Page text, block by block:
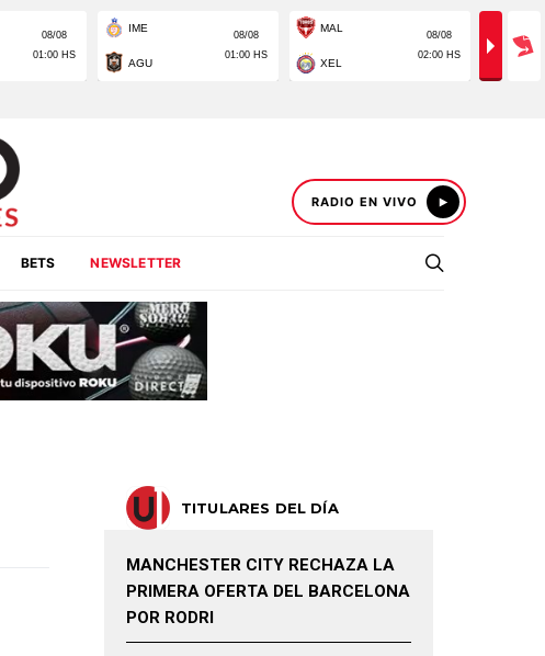
RADIO EN VIVO
BETS NEWSLETTER
TITULARES DEL DÍA
MANCHESTER CITY RECHAZA LA
PRIMERA OFERTA DEL BARCELONA
POR RODRI